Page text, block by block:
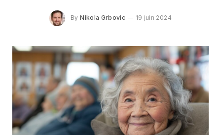
By Nikola Grbovic 19 juin 2024